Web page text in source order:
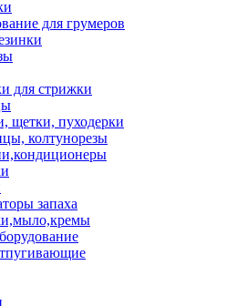
для грумеров
для стрижки
щетки, пуходерки
колтунорезы
запаха